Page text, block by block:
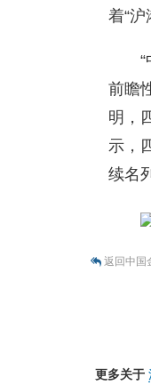
着“
前瞻
明，
示，
续名
返回中国
更多关于